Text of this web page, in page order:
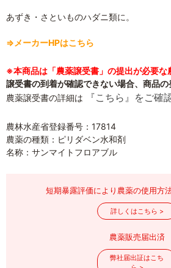
あずき・さといものハダニ類に。
⇒メーカーHPはこちら
※本商品は「農薬譲受書」の提出が必要な
譲受書の到着が確認できない場合、商品の
農薬譲受書の詳細は
『こちら』をご確
農林水産省登録番号：17814
農薬の種類：ピリダベン水和剤
名称：サンマイトフロアブル
短期暴露評価により農薬の使用方
詳しくはこちら >
農薬販売届出済
弊社届出証はこち